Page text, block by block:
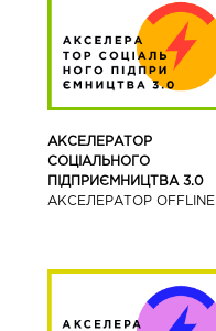
АКСЕЛЕРАТОР
СОЦІАЛЬНОГО
ПІДПРИЄМНИЦТВА 3.0
АКСЕЛЕРАТОР OFFLINE